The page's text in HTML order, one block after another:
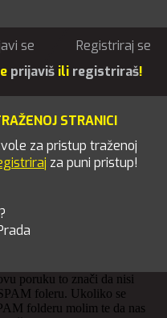
se
Registriraj se
prijaviš ili registriraš!
STRANICI
za pristup traženoj
za puni pristup!
poruku to znači da nisi
foleru. Ukoliko se
folderu molim te da nas